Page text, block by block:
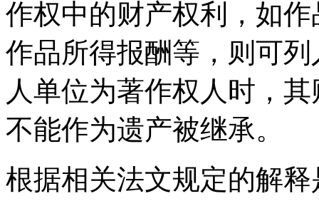
作权中的财产权利，如
作品所得报酬等，则可
人单位为著作权人时，
不能作为遗产被继承。
根据相关法文规定的解